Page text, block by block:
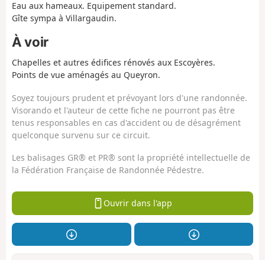
Eau aux hameaux. Equipement standard.
Gîte sympa à Villargaudin.
À voir
Chapelles et autres édifices rénovés aux Escoyères.
Points de vue aménagés au Queyron.
Soyez toujours prudent et prévoyant lors d'une randonnée.
Visorando et l'auteur de cette fiche ne pourront pas être
tenus responsables en cas d'accident ou de désagrément
quelconque survenu sur ce circuit.
Les balisages GR® et PR® sont la propriété intellectuelle de
la Fédération Française de Randonnée Pédestre.
Ouvrir dans l'app